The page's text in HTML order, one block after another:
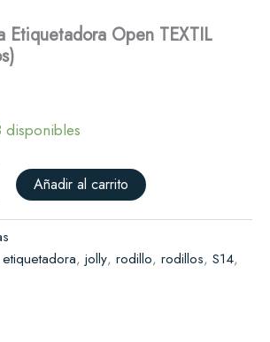
Etiquetadora Open TEXTIL
disponibles
Añadir al carrito
etiquetadora,jolly, rodillo, rodillos, S14,